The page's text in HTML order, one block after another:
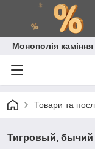
Монополія каміння
Товари та
Тигровый, бычий